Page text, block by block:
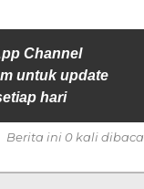
Channel
untuk update
hari
Berita ini 0 kali dibaca